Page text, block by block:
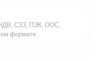
СЗЗ, ПЭК, ООС,
формате